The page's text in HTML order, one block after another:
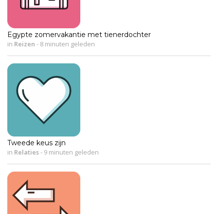
Egypte zomervakantie met tienerdochter
in Reizen - 8 minuten geleden
Tweede keus zijn
in Relaties- 9 minuten geleden